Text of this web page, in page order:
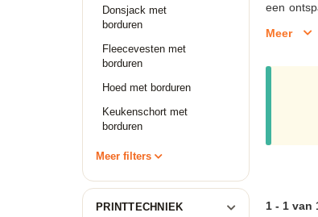
Donsjack met
borduren
Fleecevesten met
borduren
Hoed met borduren
Keukenschort met
borduren
Meer filters
PRINTTECHNIEK
een
België
een
bags
eco-
Meer
1 - 1 van